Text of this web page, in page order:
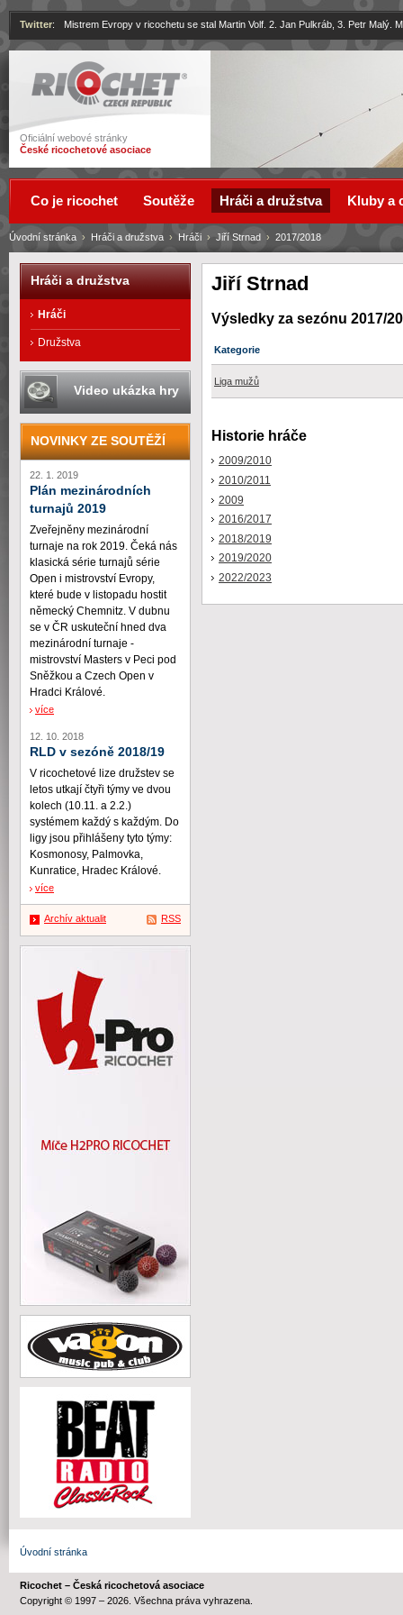
Ricochet
Oficiální webové stránky
České ricochetové asociace
Twitter: Mistrem Evropy v ricochetu se stal Martin Volf. 2. Jan Pulkráb, 3. Petr Malý.
Jiří Strnad
Výsledky za sezónu 2017/
Kategorie
Liga mužů
Historie hráče
2009/2010
2010/2011
2009
2016/2017
2018/2019
2019/2020
2022/2023
Úvodní stránka › Hráči a družstva › Hráči › Jiří Strnad › 2017/2018
Co je ricochet Soutěže Hráči a družstva Kluby a
Hráči a družstva
Hráči
Družstva
Video ukázka hry
NOVINKY ZE SOUTĚŽÍ
22. 1. 2019
Plán mezinárodních
turnajů 2019
Zveřejněny mezinárodní
turnaje na rok 2019. Čeká nás
klasická série turnajů série
Open i mistrovství Evropy,
které bude v listopadu hostit
německý Chemnitz. V dubnu
se v ČR uskuteční hned dva
mezinárodní turnaje -
mistrovství Masters v Peci pod
Sněžkou a Czech Open v
Hradci Králové.
více
12. 10. 2018
RLD v sezóně 2018/19
V ricochetové lize družstev se
letos utkají čtyři týmy ve dvou
kolech (10.11. a 2.2.)
systémem každý s každým. Do
ligy jsou přihlášeny tyto týmy:
Kosmonosy, Palmovka,
Kunratice, Hradec Králové.
více
Archív aktualit RSS
Úvodní stránka
Ricochet – Česká ricochetová asociace
Copyright © 1997 – 2026. Všechna práva vyhrazena.